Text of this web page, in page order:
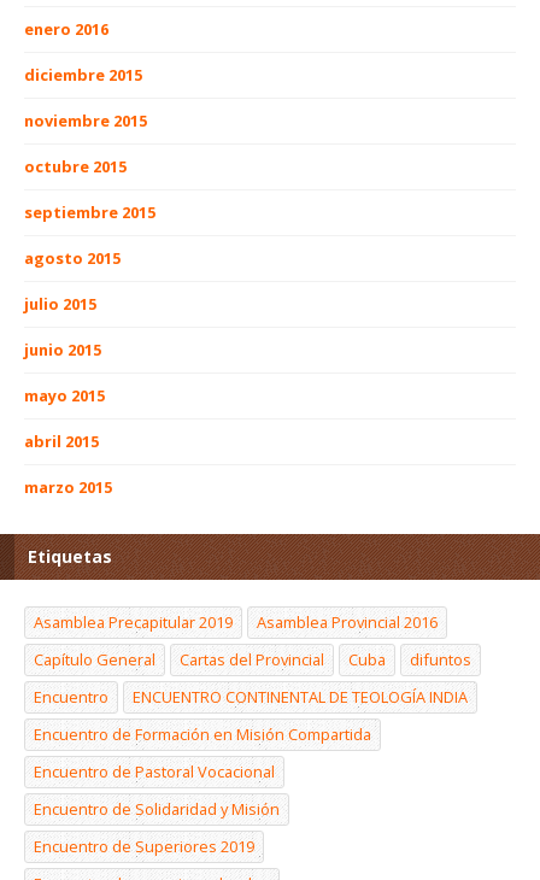
enero 2016
diciembre 2015
noviembre 2015
octubre 2015
septiembre 2015
agosto 2015
julio 2015
junio 2015
mayo 2015
abril 2015
marzo 2015
Etiquetas
Asamblea Precapitular 2019
Asamblea Provincial 2016
Capítulo General
Cartas del Provincial Cuba
difuntos
Encuentro
ENCUENTRO CONTINENTAL DE TEOLOGÍA INDIA
Encuentro de Formación en Misión Compartida
Encuentro de Pastoral Vocacional
Encuentro de Solidaridad y Misión
Encuentro de Superiores 2019